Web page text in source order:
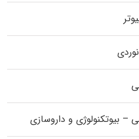
بیوتکنولوژی و داروسازی